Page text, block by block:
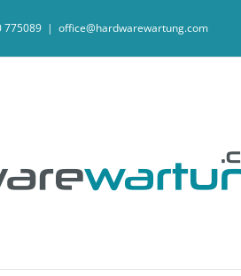
775089 | office@hardwarewartung.com